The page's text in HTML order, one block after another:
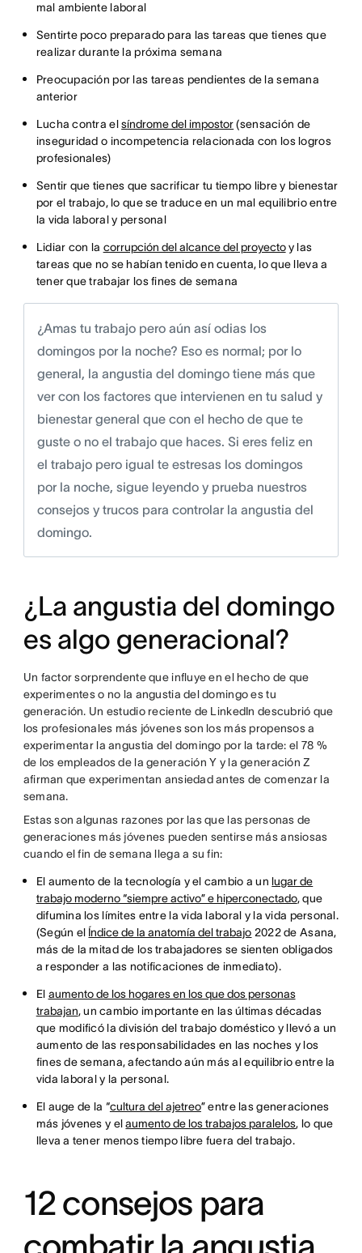
mal ambiente laboral
Sentirte poco preparado para las tareas que tienes que
realizar durante la próxima semana
Preocupación por las tareas pendientes de la semana
anterior
Lucha contra elsíndrome del impostor(sensación de
inseguridad o incompetencia relacionada con los logros
profesionales)
Sentir que tienes que sacrificar tu tiempo libre y bienestar
por el trabajo, lo que se traduce en un mal equilibrio entre
la vida laboral y personal
Lidiar con la corrupción del alcance del proyectoy las
tareas que no se habían tenido en cuenta, lo que lleva a
tener que trabajar los fines de semana
¿Amas tu trabajo pero aún así odias los
domingos por la noche? Eso es normal; por lo
general, la angustia del domingo tiene más que
ver con los factores que intervienen en tu salud y
bienestar general que con el hecho de que te
guste o no el trabajo que haces. Si eres feliz en
el trabajo pero igual te estresas los domingos
por la noche, sigue leyendo y prueba nuestros
consejos y trucos para controlar la angustia del
domingo.
¿La angustia del domingo
es algo generacional?
Un factor sorprendente que influye en el hecho de que
experimentes o no la angustia del domingo es tu
generación. Un estudio reciente de LinkedIn descubrió que
los profesionales más jóvenes son los más propensos a
experimentar la angustia del domingo por la tarde: el 78 %
de los empleados de la generación Y y la generación Z
afirman que experimentan ansiedad antes de comenzar la
semana.
Estas son algunas razones por las que las personas de
generaciones más jóvenes pueden sentirse más ansiosas
cuando el fin de semana llega a su fin:
El aumento de la tecnología y el cambio a unlugar de
trabajo moderno “siempre activo” e hiperconectado, que
difumina los límites entre la vida laboral y la vida personal.
(Según el Índice de la anatomía del trabajo 2022 de Asana,
más de la mitad de los trabajadores se sienten obligados
a responder a las notificaciones de inmediato).
El aumento de los hogares en los que dos personas
trabajan, un cambio importante en las últimas décadas
que modificó la división del trabajo doméstico y llevó a un
aumento de las responsabilidades en las noches y los
fines de semana, afectando aún más al equilibrio entre la
vida laboral y la personal.
El auge de la “cultura del ajetreo” entre las generaciones
más jóvenes y elaumento de los trabajos paralelos, lo que
lleva a tener menos tiempo libre fuera del trabajo.
12 consejos para